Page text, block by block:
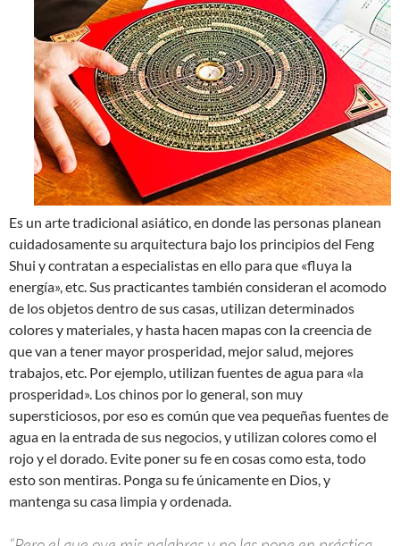
Es un arte tradicional asiático, en donde las personas planean
cuidadosamente su arquitectura bajo los principios del Feng
Shui y contratan a especialistas en ello para que «fluya la
energía», etc. Sus practicantes también consideran el acomodo
de los objetos dentro de sus casas, utilizan determinados
colores y materiales, y hasta hacen mapas con la creencia de
que van a tener mayor prosperidad, mejor salud, mejores
trabajos, etc. Por ejemplo, utilizan fuentes de agua para «la
prosperidad». Los chinos por lo general, son muy
supersticiosos, por eso es común que vea pequeñas fuentes de
agua en la entrada de sus negocios, y utilizan colores como el
rojo y el dorado. Evite poner su fe en cosas como esta, todo
esto son mentiras. Ponga su fe únicamente en Dios, y
mantenga su casa limpia y ordenada.